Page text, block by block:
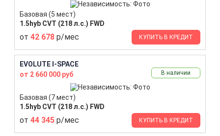
Базовая (5 мест)
1.5hyb CVT (218 л.с.) FWD
от 42 678 р/мес КУПИТЬ В КРЕДИТ
EVOLUTE I-SPACE
от 2 660 000 руб
В наличии
Базовая (7 мест)
1.5hyb CVT (218 л.с.) FWD
от 44 345 р/мес КУПИТЬ В КРЕДИТ